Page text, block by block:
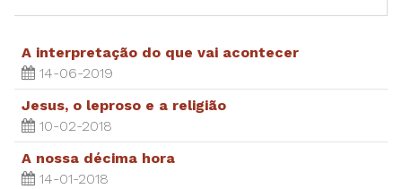
A interpretação do que vai acontecer
14-06-2019
Jesus, o leproso e a religião
10-02-2018
A nossa décima hora
14-01-2018